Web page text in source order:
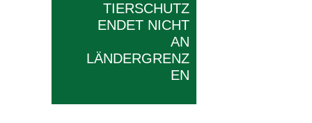
TIERSCHUTZ
ENDET NICHT
AN
LÄNDERGRENZ
EN